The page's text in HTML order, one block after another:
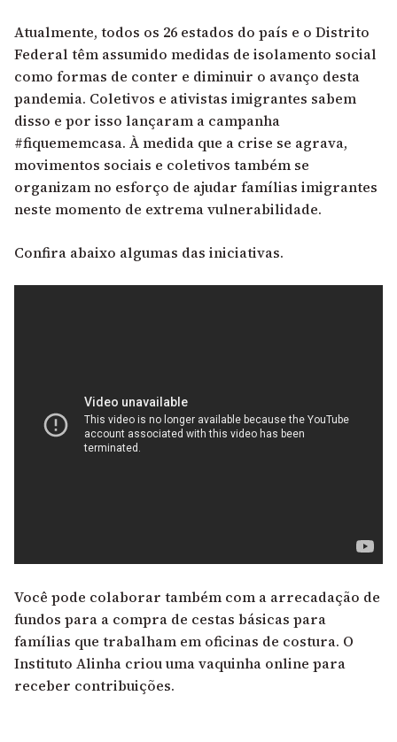
Atualmente, todos os 26 estados do país e o Distrito
Federal têm assumido medidas de isolamento social
como formas de conter e diminuir o avanço desta
pandemia. Coletivos e ativistas imigrantes sabem
disso e por isso lançaram a campanha
#fiquememcasa. À medida que a crise se agrava,
movimentos sociais e coletivos também se
organizam no esforço de ajudar famílias imigrantes
neste momento de extrema vulnerabilidade.
Confira abaixo algumas das iniciativas.
Você pode colaborar também com a arrecadação de
fundos para a compra de cestas básicas para
famílias que trabalham em oficinas de costura. O
Instituto Alinha criou uma vaquinha online para
receber contribuições.